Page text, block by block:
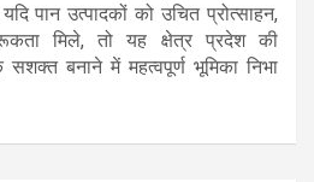
पान उत्पादकों को उचित प्रोत्साहन,
मिले, तो यह क्षेत्र प्रदेश की
बनाने में महत्वपूर्ण भूमिका निभा